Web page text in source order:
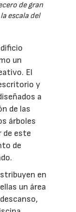
de gran
escala del
un
El
y
a
de las
árboles
de este
de
en
un área